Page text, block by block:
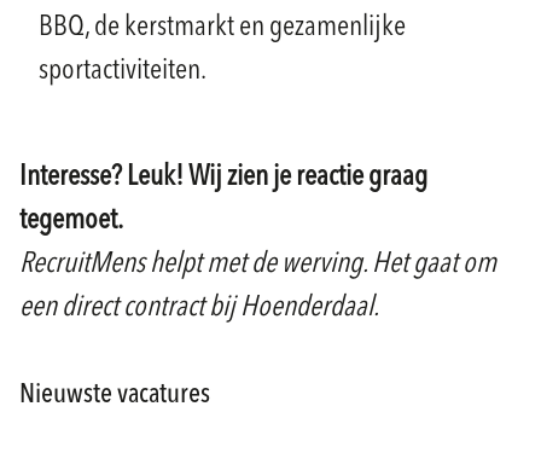
BBQ, de kerstmarkt en gezamenlijke
sportactiviteiten.
Interesse? Leuk! Wij zien je reactie graag
tegemoet.
RecruitMens helpt met de werving. Het gaat om
een direct contract bij Hoenderdaal.
Nieuwste vacatures